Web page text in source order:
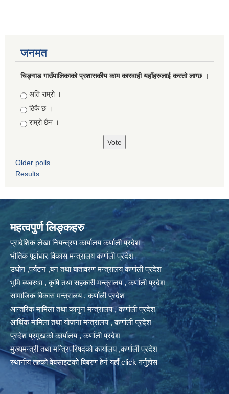
जनमत
चिङ्गाड गाउँपालिकाको प्रशासकीय काम कारवाही यहाँहरुलाई कस्तो लाग्छ ।
Choices
अति राम्रो ।
ठिकै छ ।
राम्रो छैन ।
Older polls
Results
महत्वपुर्ण लिङ्कहरु
प्रादेशिक लेखा नियन्त्रण कार्यालय कर्णाली प्रदेश
भौतिक पूर्वाधार विकास मन्त्रालय कर्णाली प्रदेश
उधोग ,पर्यटन ,बन तथा बातावरण मन्त्रालय कर्णाली प्रदेश
भुमि ब्यबस्था , कृषि तथा सहकारी मन्त्रालय , कर्णाली प्रदेश
सामाजिक बिकास मन्त्रालय , कर्णाली प्रदेश
आन्तरिक मामिला तथा कानुन मन्त्रालय , कर्णाली प्रदेश
आर्थिक मामिला तथा योजना मन्त्रालय , कर्णाली प्रदेश
प्रदेश प्रमुखको कार्यालय , कर्णाली प्रदेश
मुख्यमन्त्री तथा मन्त्रिपरिषद्को कार्यालय ,कर्णाली प्रदेश
स्थानीय तहको वेबसाइटको बिबरण हेर्न यहाँ click गर्नुहोस